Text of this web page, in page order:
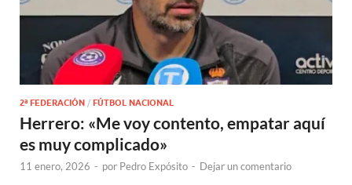
2ª FEDERACIÓN / FÚTBOL NACIONAL
Herrero: «Me voy contento, empatar aquí
es muy complicado»
11 enero, 2026 - por Pedro Expósito - Dejar un comentario